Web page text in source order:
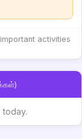
activities